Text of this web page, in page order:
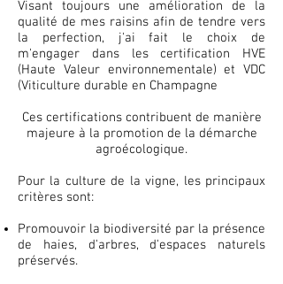
Visant toujours une amélioration de la
qualité de mes raisins afin de tendre vers
la perfection, j'ai fait le choix de
m'engager dans les certification HVE
(Haute Valeur environnementale) et VDC
(Viticulture durable en Champagne
Ces certifications contribuent de manière
majeure à la promotion de la démarche
agroécologique.
Pour la culture de la vigne, les principaux
critères sont:
Promouvoir la biodiversité par la présence
de haies, d'arbres, d'espaces naturels
préservés.